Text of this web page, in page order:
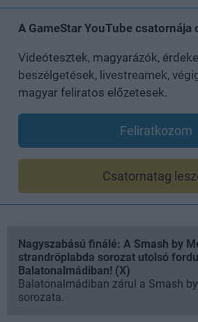
A GameStar YouTube csatornája
Videótesztek, magyarázók,
beszélgetések, livestreamek,
magyar feliratos előzetesek.
Feliratkozom
Csatornatag
Nagyszabású finálé: A Smash by
strandröplabda sorozat utolsó
Balatonalmádiban! (X)
Balatonalmádiban zárul a Smash
sorozata.